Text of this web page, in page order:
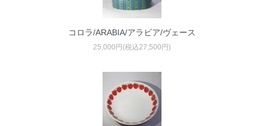
コロラ/ARABIA/アラビア/ヴェース
25,000円(税込27,500円)